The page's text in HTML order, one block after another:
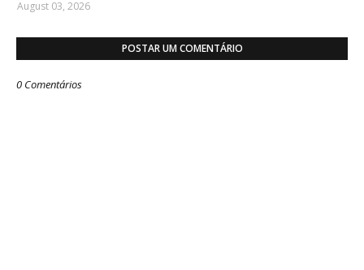
August 03, 2026
POSTAR UM COMENTÁRIO
0 Comentários